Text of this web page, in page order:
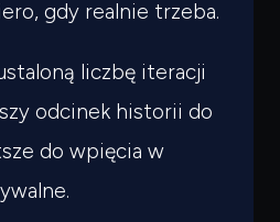
gdy realnie trzeba.
liczbę iteracji
odcinek historii do
do wpięcia w